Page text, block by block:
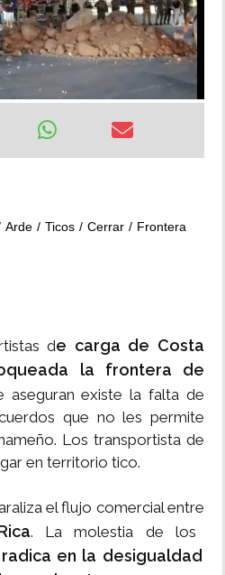
Arde Ticos Cerrar Frontera
de carga de Costa
la frontera de
aseguran existe la falta de
que no les permite
Los transportista de
en territorio tico.
el flujo comercial entre
. La molestia de los
en la desigualdad